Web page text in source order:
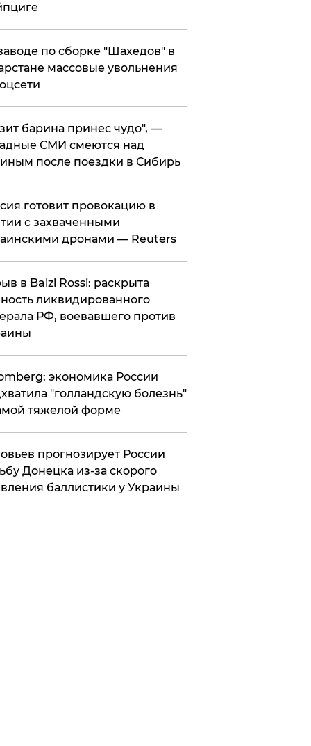
по сборке "Шахедов" в
массовые увольнения
барина принес чудо", —
СМИ смеются над
после поездки в Сибирь
готовит провокацию в
с захваченными
дронами — Reuters
в Balzi Rossi: раскрыта
ликвидированного
РФ, воевавшего против
экономика России
"голландскую болезнь"
тяжелой форме
прогнозирует России
Донецка из-за скорого
баллистики у Украины